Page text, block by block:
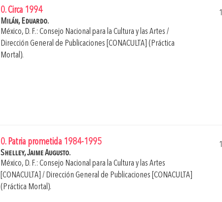
0. Circa 1994
Milán, Eduardo.
México, D. F.: Consejo Nacional para la Cultura y las Artes /
Dirección General de Publicaciones [CONACULTA] (Práctica
Mortal).
0. Patria prometida 1984-1995
Shelley, Jaime Augusto.
México, D. F.: Consejo Nacional para la Cultura y las Artes
[CONACULTA] / Dirección General de Publicaciones [CONACULTA]
(Práctica Mortal).